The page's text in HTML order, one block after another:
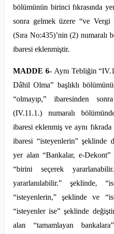
bölümünün birinci fıkrasında
sonra gelmek üzere “ve
(Sıra No:435)’nin (2) numaralı
ibaresi eklenmiştir.
MADDE 6-Aynı Tebliğin “IV.
Dâhil Olma” başlıklı
“olmayıp,” ibaresinden
(IV.11.1.) numaralı
ibaresi eklenmiş ve aynı
ibaresi “isteyenlerin” şeklinde
yer alan “Bankalar, e-Dekont”
“birini seçerek
yararlanılabilir.” şeklinde,
“isteyenlerin,” şeklinde ve
“isteyenler ise” şeklinde
alan “tamamlayan